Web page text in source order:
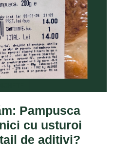
Pampusca
cu usturoi
de aditivi?